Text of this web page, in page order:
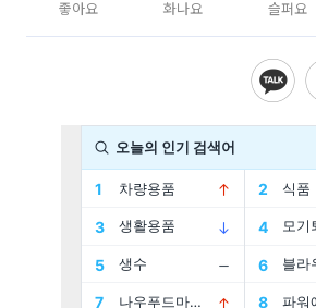
좋아요 화나요 슬퍼요